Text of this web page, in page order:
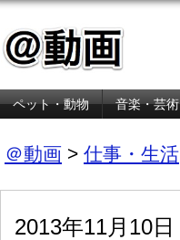
ペット・動物 音楽・芸術
＠動画 > 仕事・生活
2013年11月10日